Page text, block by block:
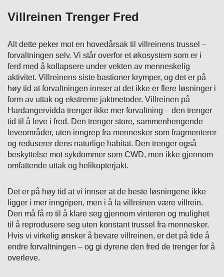
Villreinen Trenger Fred
Alt dette peker mot en hovedårsak til villreinens trussel –
forvaltningen selv. Vi står overfor et økosystem som er i
ferd med å kollapsere under vekten av menneskelig
aktivitet. Villreinens siste bastioner krymper, og det er på
høy tid at forvaltningen innser at det ikke er flere løsninger i
form av uttak og ekstreme jaktmetoder. Villreinen på
Hardangervidda trenger ikke mer forvaltning – den trenger
tid til å leve i fred. Den trenger store, sammenhengende
leveområder, uten inngrep fra mennesker som fragmenterer
og reduserer dens naturlige habitat. Den trenger også
beskyttelse mot sykdommer som CWD, men ikke gjennom
omfattende uttak og helikopterjakt.
Det er på høy tid at vi innser at de beste løsningene ikke
ligger i mer inngripen, men i å la villreinen være villrein.
Den må få ro til å klare seg gjennom vinteren og mulighet
til å reprodusere seg uten konstant trussel fra mennesker.
Hvis vi virkelig ønsker å bevare villreinen, er det på tide å
endre forvaltningen – og gi dyrene den fred de trenger for å
overleve.